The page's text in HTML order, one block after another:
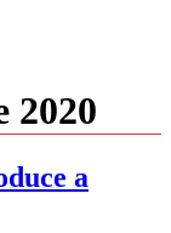
2020
a